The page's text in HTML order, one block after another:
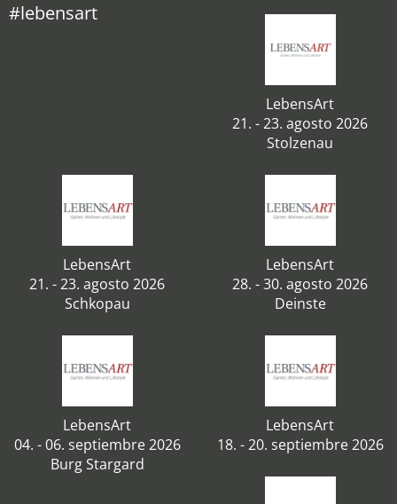
#lebensart
LebensArt
21. - 23. agosto 2026
Stolzenau
LebensArt
21. - 23. agosto 2026
Schkopau
LebensArt
28. - 30. agosto 2026
Deinste
LebensArt
04. - 06. septiembre 2026
Burg Stargard
LebensArt
18. - 20. septiembre 2026